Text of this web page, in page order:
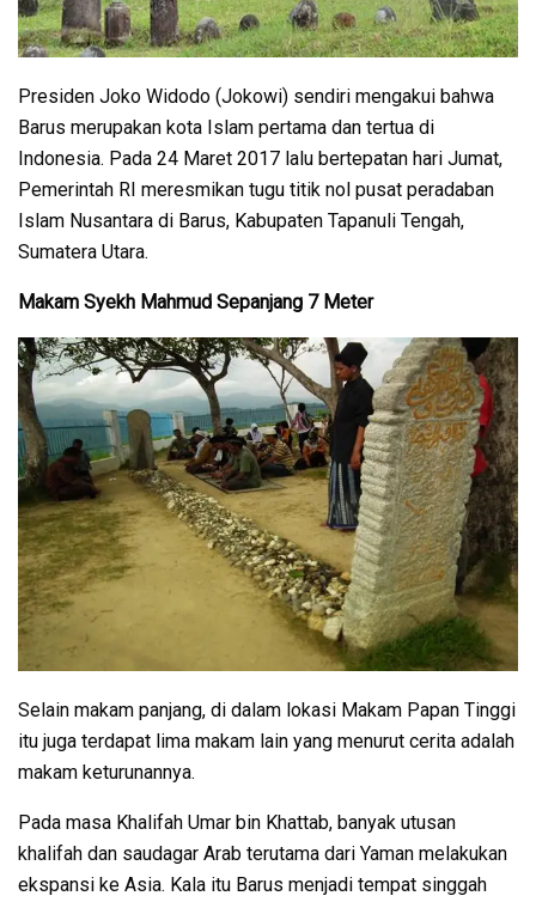
Presiden Joko Widodo (Jokowi) sendiri mengakui bahwa
Barus merupakan kota Islam pertama dan tertua di
Indonesia. Pada 24 Maret 2017 lalu bertepatan hari Jumat,
Pemerintah RI meresmikan tugu titik nol pusat peradaban
Islam Nusantara di Barus, Kabupaten Tapanuli Tengah,
Sumatera Utara.
Makam Syekh Mahmud Sepanjang 7 Meter
Selain makam panjang, di dalam lokasi Makam Papan Tinggi
itu juga terdapat lima makam lain yang menurut cerita adalah
makam keturunannya.
Pada masa Khalifah Umar bin Khattab, banyak utusan
khalifah dan saudagar Arab terutama dari Yaman melakukan
ekspansi ke Asia. Kala itu Barus menjadi tempat singgah